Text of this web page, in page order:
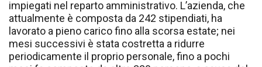
impiegati nel reparto amministrativo. L’azienda, che
attualmente è composta da 242 stipendiati, ha
lavorato a pieno carico fino alla scorsa estate; nei
mesi successivi è stata costretta a ridurre
periodicamente il proprio personale, fino a pochi